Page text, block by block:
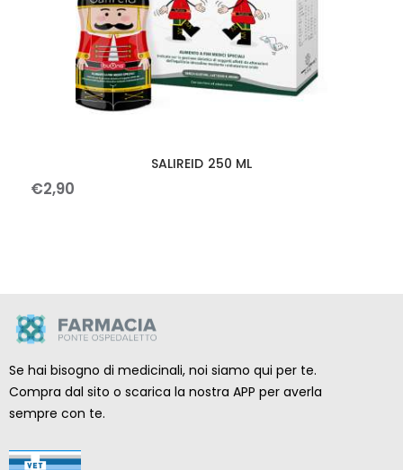
SALIREID 250 ML
€2,90
Se hai bisogno di medicinali, noi siamo qui per te.
Compra dal sito o scarica la nostra APP per averla
sempre con te.